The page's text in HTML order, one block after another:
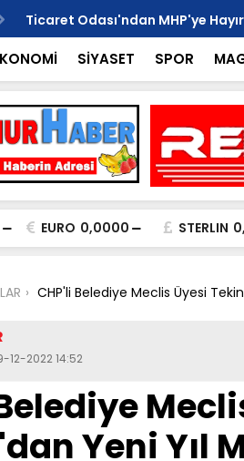
Ticaret Odası'ndan MHP'ye
SİYASET SPOR
EURO 0,0000 STERLIN
CHP'li Belediye Meclis Üyesi Tekin
12-2022 14:52
Yeni Yıl